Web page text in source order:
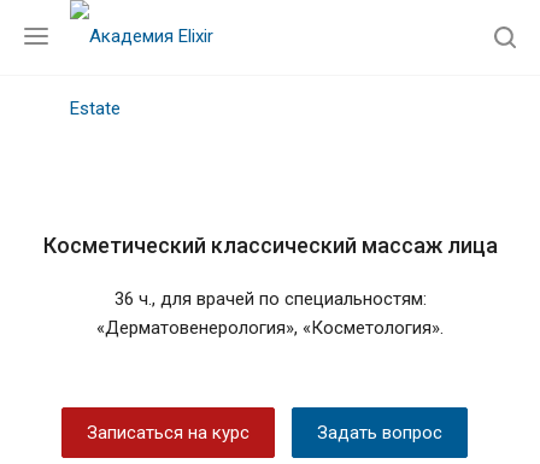
Косметический классический массаж лица
36 ч., для врачей по специальностям:
«Дерматовенерология», «Косметология».
Записаться на курс Задать вопрос